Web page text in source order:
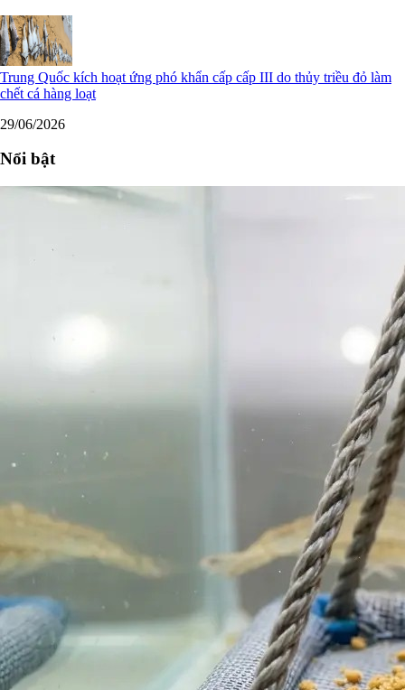
Trung Quốc kích hoạt ứng phó khẩn cấp cấp III do thủy triều đỏ làm
chết cá hàng loạt
29/06/2026
Nổi bật